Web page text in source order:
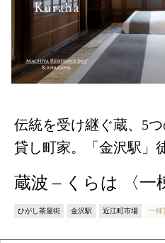
伝統を受け継ぐ蔵、5
貸し町家。「金沢駅」
蔵波 – くらは 〈一
ひがし茶屋街 金沢駅 近江町市場 一棟